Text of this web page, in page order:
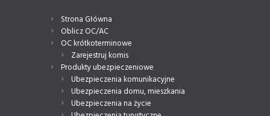
Strona Główna
Oblicz OC/AC
OC krótkoterminowe
Zarejestruj komis
Produkty ubezpieczeniowe
Ubezpieczenia komunikacyjne
Ubezpieczenia domu, mieszkania
Ubezpieczenia na życie